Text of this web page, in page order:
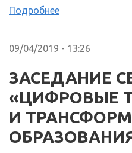
Подробнее
09/04/2019 - 13:26
ЗАСЕДАНИЕ
«ЦИФРОВЫЕ
И